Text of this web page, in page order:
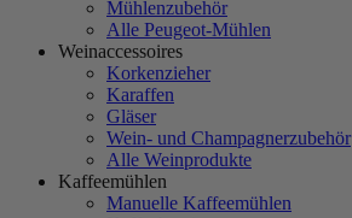
Mühlenzubehör
Alle Peugeot-Mühlen
Weinaccessoires
Korkenzieher
Karaffen
Gläser
Wein- und Champagnerzubehör
Alle Weinprodukte
Kaffeemühlen
Manuelle Kaffeemühlen